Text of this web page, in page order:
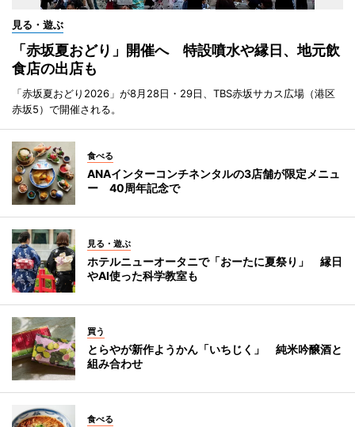
見る・遊ぶ
「赤坂夏おどり」開催へ 特設噴水や縁日、地元飲
食店の出店も
「赤坂夏おどり2026」が8月28日・29日、TBS赤坂サカス広場（港区
赤坂5）で開催される。
食べる
ANAインターコンチネンタルの3店舗が限定メニュ
ー 40周年記念で
見る・遊ぶ
ホテルニューオータニで「おーたに夏祭り」 縁日
やAI使った科学教室も
買う
とらやが新作ようかん「いちじく」 純米吟醸酒と
組み合わせ
食べる